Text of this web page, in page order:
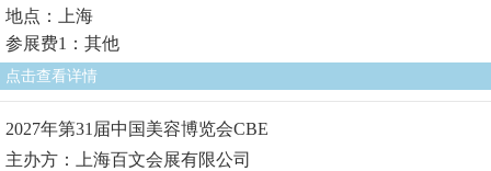
地点：上海
参展费1：其他
点击查看详情
2027年第31届中国美容博览会CBE
主办方：上海百文会展有限公司